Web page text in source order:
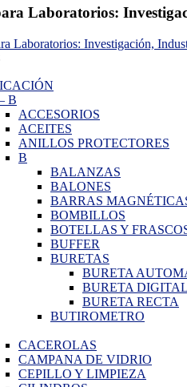
Laboratorios:
B
ACCESORIOS
ACEITES
ANILLOS PROTECTORES
B
BALANZAS
BALONES
BARRAS
BOMBILLOS
BOTELLAS Y
BUFFER
BURETAS
BURETA
BURETA DIGITAL
BURETA RECTA
BUTIROMETRO
CACEROLAS
CAMPANA DE VIDRIO
CEPILLO Y LIMPIEZA